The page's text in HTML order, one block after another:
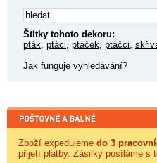
Štítky tohoto dekoru:
pták, ptáci, ptáček, ptáčci,
Jak funguje vyhledávání?
Zboží expedujeme do 3
přijetí platby. Zásilky posíláme s